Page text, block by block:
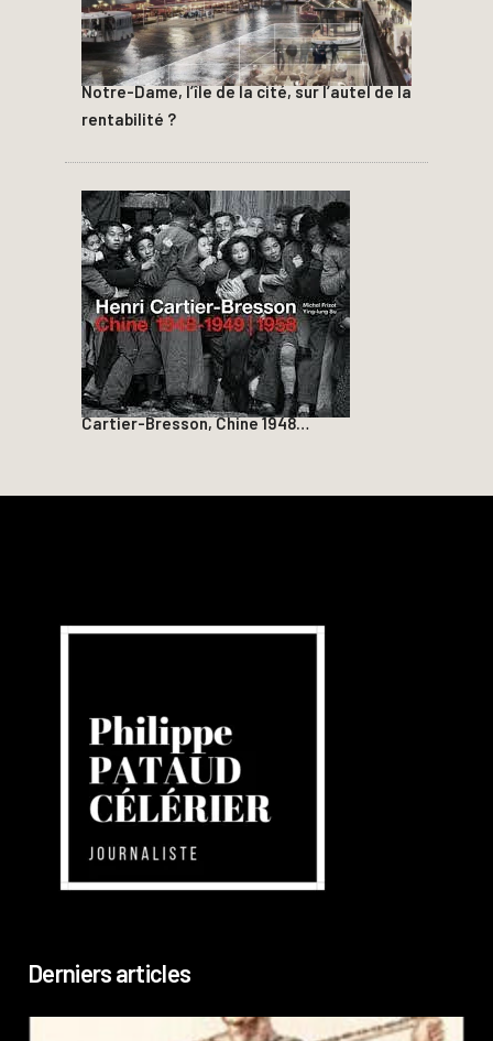
Notre-Dame, l’île de la cité, sur l’autel de la
rentabilité ?
Cartier-Bresson, Chine 1948…
Derniers articles